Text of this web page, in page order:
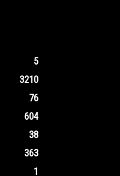
5
3210
76
604
38
363
1